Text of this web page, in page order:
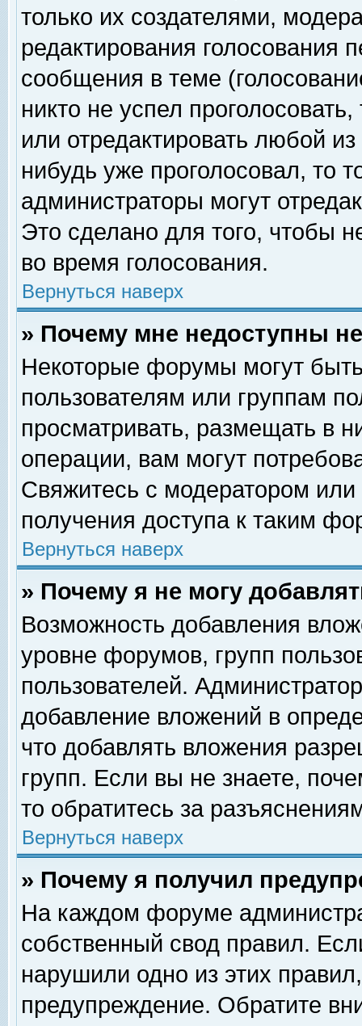
только их создателями,
редактирования голосования
сообщения в теме
никто не успел
или отредактировать любой
нибудь уже проголосовал, то
администраторы могут
Это сделано для того, чтобы
во время голосования.
Вернуться наверх
» Почему мне недоступны
Некоторые форумы могут
пользователям или группам
просматривать, размещать в
операции, вам могут
Свяжитесь с модератором
получения доступа к таким
Вернуться наверх
» Почему я не могу
Возможность добавления
уровне форумов, групп
пользователей.
добавление вложений в
что добавлять вложения
групп. Если вы не знаете,
то обратитесь за
Вернуться наверх
» Почему я получил
На каждом форуме
собственный свод правил.
нарушили одно из этих
предупреждение. Обратите